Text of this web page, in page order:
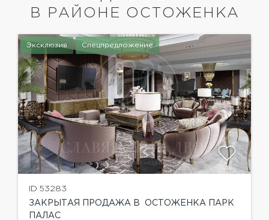
В РАЙОНЕ ОСТОЖЕНКА
Эксклюзив Спецпредложение
ID 53283
ЗАКРЫТАЯ ПРОДАЖА В ОСТОЖЕНКА ПАРК
ПАЛАС